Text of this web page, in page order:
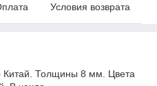
Условия возврата
Китай. Толщины 8 мм. Цвета